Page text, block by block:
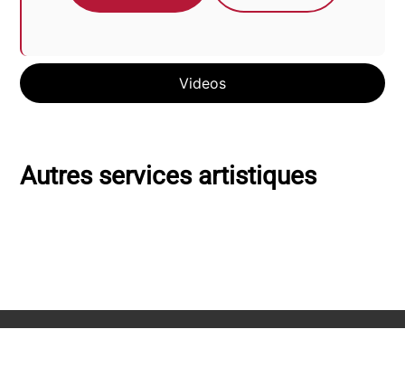
Videos
Autres services artistiques